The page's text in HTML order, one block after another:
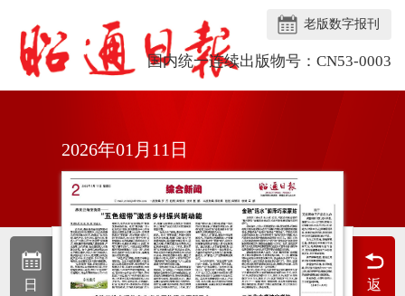
老版数字报刊
国内统一连续出版物号：CN53-0003
日
返
2026年01月11日